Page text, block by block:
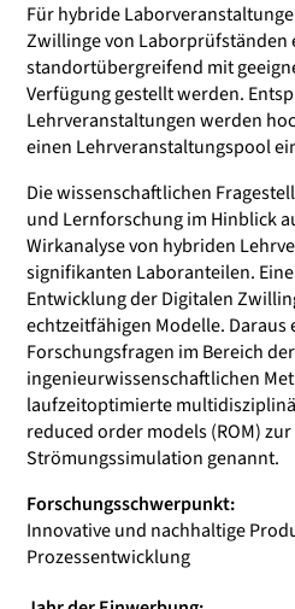
Für hybride
Zwillinge von Laborprüfständen
standortübergreifend mit
Verfügung gestellt werden.
Lehrveranstaltungen werden
einen Lehrveranstaltungspool
Die wissenschaftlichen
und Lernforschung im Hinblick
Wirkanalyse von hybriden
signifikanten Laboranteilen.
Entwicklung der Digitalen
echtzeitfähigen Modelle. Daraus
Forschungsfragen im Bereich der
ingenieurwissenschaftlichen
laufzeitoptimierte
reduced order models (ROM)
Strömungssimulation genannt.
Forschungsschwerpunkt:
Innovative und nachhaltige
Prozessentwicklung